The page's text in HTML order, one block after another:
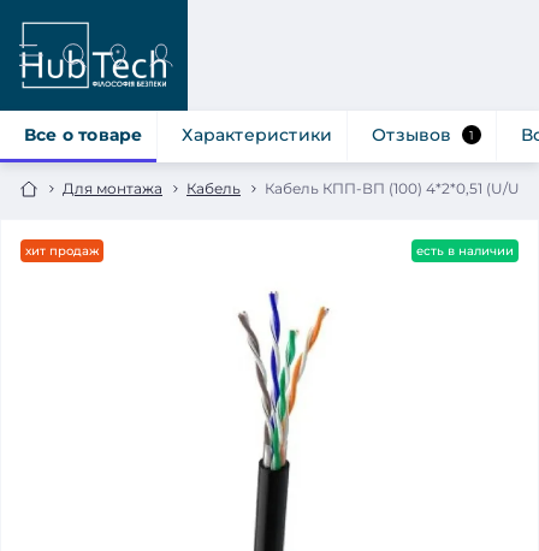
Для монтажа Кабель Кабель КПП-ВП (100) 4*2*0,51 (U/
Все о товаре Характеристики Отзывов 1
хит продаж есть в наличии